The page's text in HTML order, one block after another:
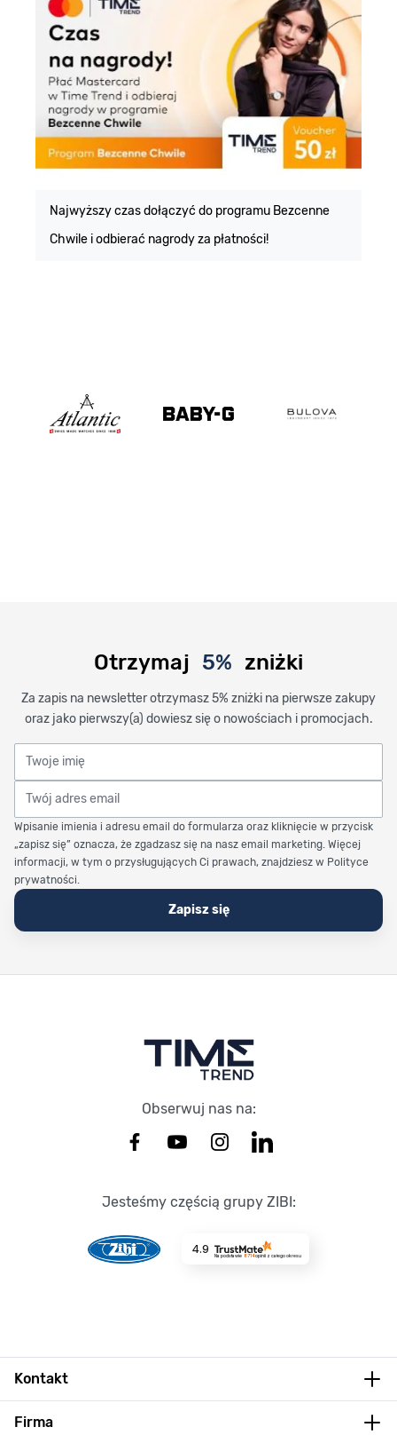
Najwyższy czas dołączyć do programu Bezcenne
Chwile i odbierać nagrody za płatności!
Otrzymaj 5% zniżki
Za zapis na newsletter otrzymasz 5% zniżki na pierwsze zakupy
oraz jako pierwszy(a) dowiesz się o nowościach i promocjach.
Twoje imię
Twój adres email
Wpisanie imienia i adresu email do formularza oraz kliknięcie w przycisk
„zapisz się” oznacza, że zgadzasz się na nasz email marketing. Więcej
informacji, w tym o przysługujących Ci prawach, znajdziesz w Polityce
prywatności.
Zapisz się
Obserwuj nas na:
Jesteśmy częścią grupy ZIBI:
4.9
Na podstawie 8714opinii z całego okresu
Kontakt
Firma